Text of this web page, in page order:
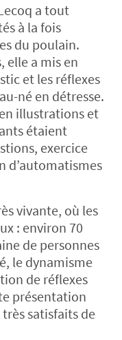
a tout
à la fois
du poulain.
elle a mis en
et les réflexes
né en détresse.
illustrations et
étaient
exercice
d’automatismes
vivante, où les
: environ 70
de personnes
le dynamisme
de réflexes
présentation
très satisfaits de